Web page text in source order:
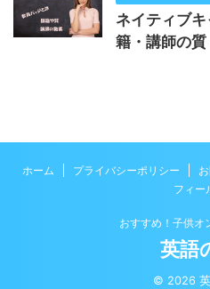
ネイティブ
籍・講師の質
ホーム プライバシーポリシー
フィー
おすすめ！子供オ
英語
© 2026